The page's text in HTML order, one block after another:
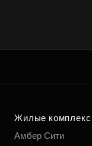
Жилые
Амбер Сити